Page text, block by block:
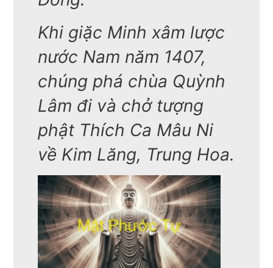
Khi giặc Minh xâm lược
nước Nam năm 1407,
chúng phá chùa Quỳnh
Lâm đi và chở tượng
phật Thích Ca Mâu Ni
về Kim Lăng, Trung Hoa.